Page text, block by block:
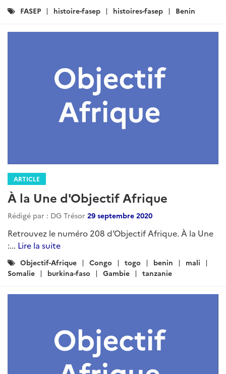
Catégories
FASEP histoire-fasep histoires-fasep Benin
ARTICLE
À la Une d'Objectif Afrique
Rédigé par : DG Trésor 29 septembre 2020
Retrouvez le numéro 208 d’Objectif Afrique. À la Une
:... Lire la suite
Catégories
:
Objectif-Afrique Congo togo benin
mali
Somalie
burkina-faso Gambie tanzanie